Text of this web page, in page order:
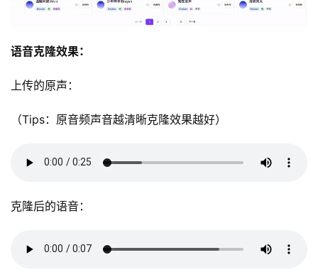
语音克隆效果：
上传的原声：
（Tips：原音频声音越清晰克隆效果越好）
克隆后的语音：